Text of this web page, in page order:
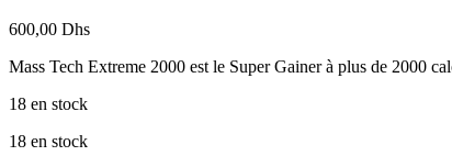
600,00 Dhs
Mass Tech Extreme 2000 est le Super Gainer à plus de 2000
18 en stock
18 en stock